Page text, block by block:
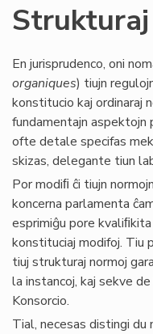
En jurisprudenco, oni
organiques) tiujn
konstitucio kaj ordinaraj
fundamentajn aspektojn
ofte detale specifas
skizas, delegante tiun
Por modiﬁ ĉi tiujn
koncerna parlamenta
esprimiĝu pore
konstituciaj modifoj. Tiu
tiuj strukturaj normoj
la instancoj, kaj sekve
Konsorcio.
Tial, necesas distingi du